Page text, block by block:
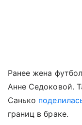
Ранее жена
Анне Седоковой.
Санько
границ в браке.